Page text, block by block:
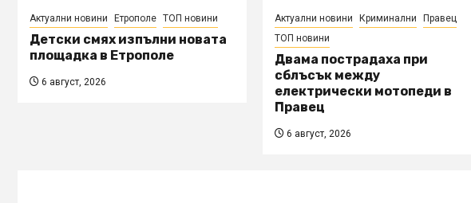
Актуални новини Етрополе ТОП новини
Детски смях изпълни новата
площадка в Етрополе
6 август, 2026
Актуални новини Криминални
Правец
ТОП новини
Двама пострадаха при
сблъсък между
електрически мотопеди в
Правец
6 август, 2026